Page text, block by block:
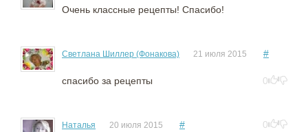
Очень классные рецепты! Спасибо!
Светлана Шиллер (Фонакова) 21 июля 2015 #
0
спасибо за рецепты
Наталья 20 июля 2015 # 0